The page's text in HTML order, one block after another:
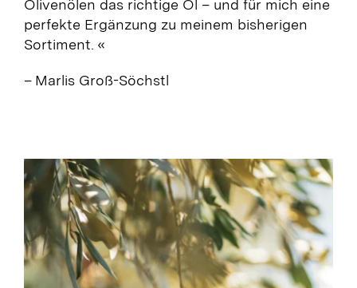
Olivenölen das richtige Öl – und für mich eine
perfekte Ergänzung zu meinem bisherigen
Sortiment. «
– Marlis Groß-Söchstl